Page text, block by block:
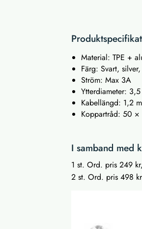
Material: TPE +
Färg: Svart,
Ström: Max 3A
Ytterdiameter:
Kabellängd: 1,2 m
Koppartråd: 50
I samband med
1 st. Ord. pris 249
2 st. Ord. pris 498